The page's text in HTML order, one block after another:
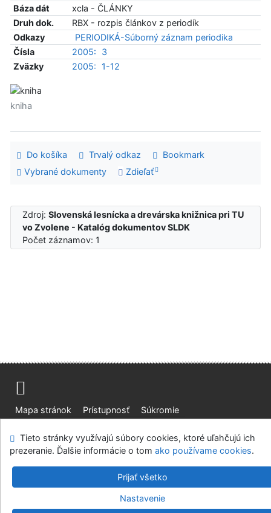
Báza dát
xcla - ČLÁNKY
Druh dok.
RBX - rozpis článkov z periodík
Odkazy
PERIODIKÁ-Súborný záznam periodika
Čísla
2005:
3
Zväzky
2005: 1-12
kniha
Do košíka Trvalý odkaz
Bookmark
Vybrané dokumenty
Zdieľať
Zdroj:Slovenská lesnícka a drevárska knižnica pri TU
vo Zvolene - Katalóg dokumentov SLDK
Počet záznamov: 1
Mapa stránok Prístupnosť
Súkromie
Slovenská lesnícka a drevárska knižnica pri Technickej
univerzite vo Zvolene
©1993-2026IPACv.4.8.63a-Cosmotron Slovakia, s.r.o.
Tieto stránky využívajú súbory cookies, ktoré uľahčujú ich
prezeranie. Ďalšie informácie o tom ako používame cookies.
Prijať všetko
Nastavenie